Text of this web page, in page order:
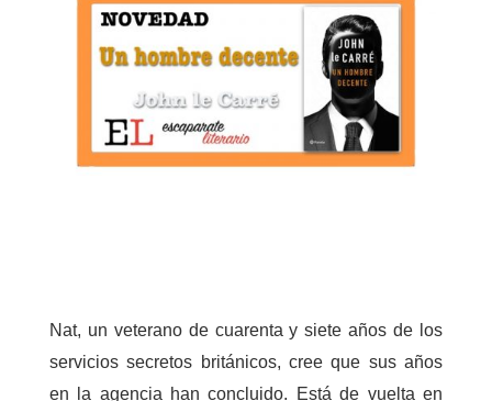
Nat, un veterano de cuarenta y siete años de los
servicios secretos británicos, cree que sus años
en la agencia han concluido. Está de vuelta en